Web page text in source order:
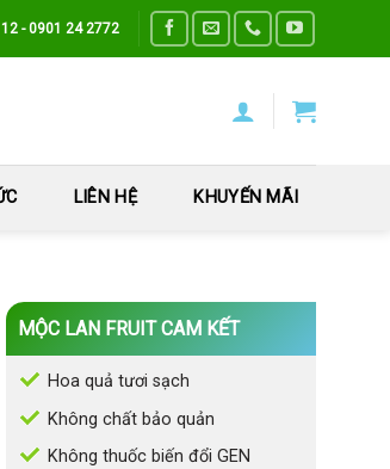
- 0901 24 2772
LIÊN HỆ KHUYẾN MÃI
MỘC LAN FRUIT CAM KẾT
Hoa quả tươi sạch
Không chất bảo quản
Không thuốc biến đổi GEN